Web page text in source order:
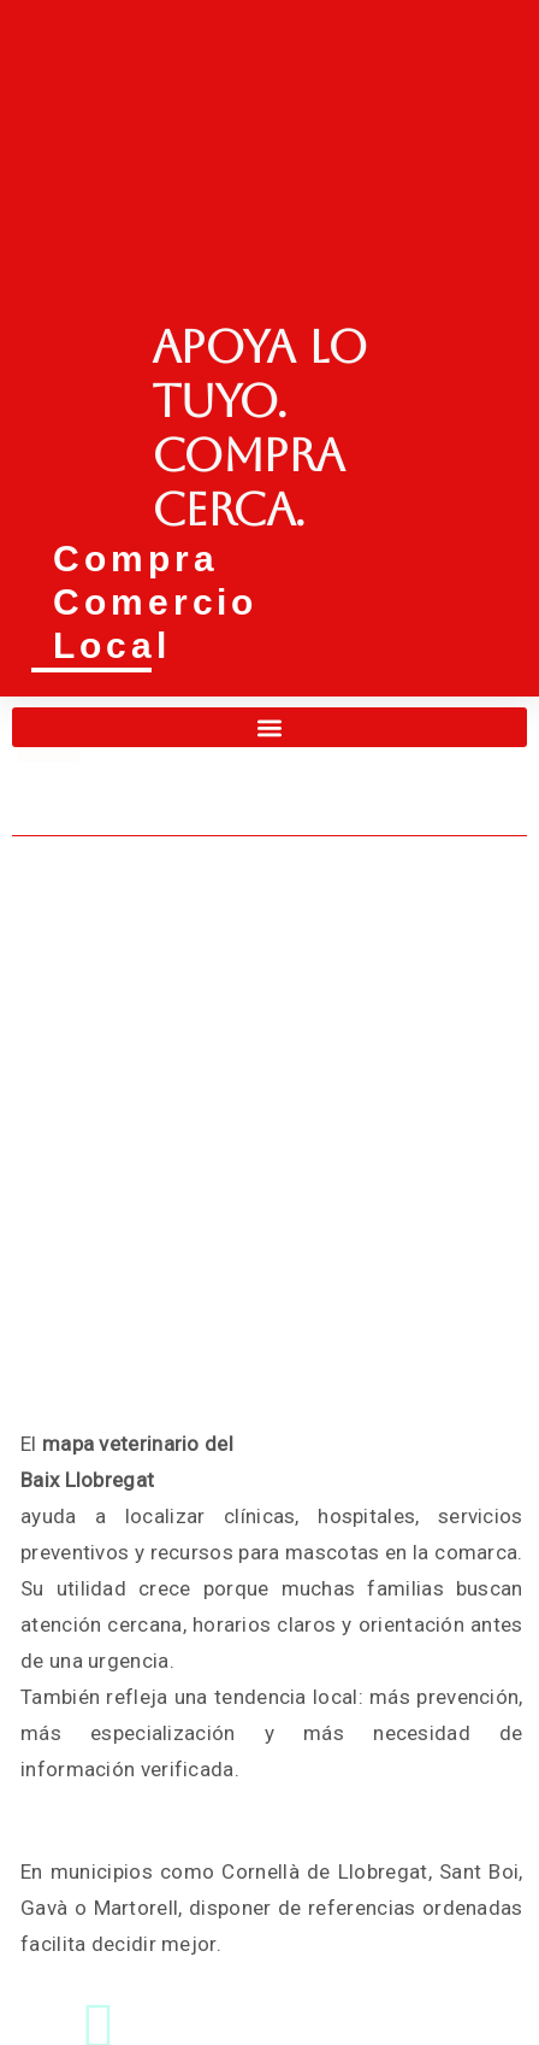
Apoya lo
tuyo.
Compra
cerca.
Compra
Comercio
Local
El mapa veterinario del
Baix Llobregat
ayuda a localizar clínicas, hospitales, servicios
preventivos y recursos para mascotas en la comarca.
Su utilidad crece porque muchas familias buscan
atención cercana, horarios claros y orientación antes
de una urgencia.
También refleja una tendencia local: más prevención,
más especialización y más necesidad de
información verificada.
En municipios como Cornellà de Llobregat, Sant Boi,
Gavà o Martorell, disponer de referencias ordenadas
facilita decidir mejor.